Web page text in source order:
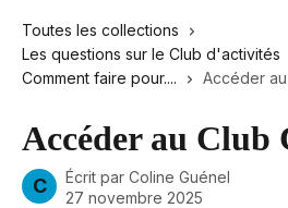
Toutes les collections
Les questions sur le Club d'activités
Comment faire pour....
Accéder
Accéder au Club
C Écrit par Coline Guénel
27 novembre 2025